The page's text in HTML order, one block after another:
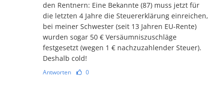
den Rentnern: Eine Bekannte (87) muss jetzt für
die letzten 4 Jahre die Steuererklärung einreichen,
bei meiner Schwester (seit 13 Jahren EU-Rente)
wurden sogar 50 € Versäumniszuschläge
festgesetzt (wegen 1 € nachzuzahlender Steuer).
Deshalb cold!
Antworten 0